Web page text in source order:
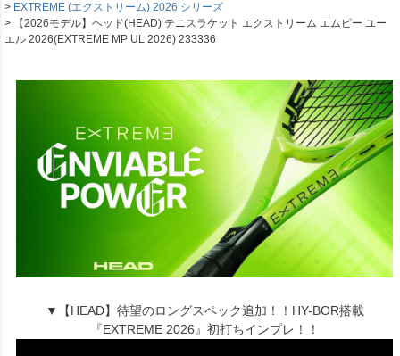
EXTREME (エクストリーム) 2026 シリーズ
【2026モデル】ヘッド(HEAD) テニスラケット エクストリーム エムピー ユー
エル 2026(EXTREME MP UL 2026) 233336
▼【HEAD】待望のロングスペック追加！！HY-BOR搭載
『EXTREME 2026』初打ちインプレ！！